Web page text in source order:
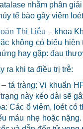
nhằm phân
tế bào gây viêm
Thị Liễu – khoa
không có biểu
hay gặp: đau
ra khi ta điều trị trễ:
tá tràng: Vi khuẩn
này kéo dài sẽ
Các ổ viêm, loét có
máu nhẹ hoặc